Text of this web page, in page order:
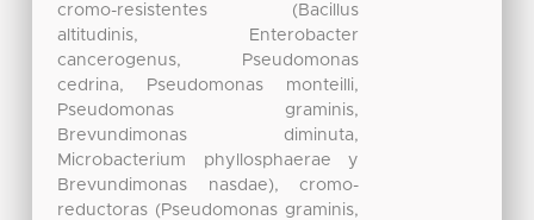
cromo-resistentes (Bacillus
altitudinis, Enterobacter
cancerogenus, Pseudomonas
cedrina, Pseudomonas monteilli,
Pseudomonas graminis,
Brevundimonas diminuta,
Microbacterium phyllosphaerae y
Brevundimonas nasdae), cromo-
reductoras (Pseudomonas graminis,